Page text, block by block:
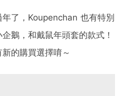
了，Koupenchan 也有特別
鵝，和戴鼠年頭套的款式！
的購買選擇唷～